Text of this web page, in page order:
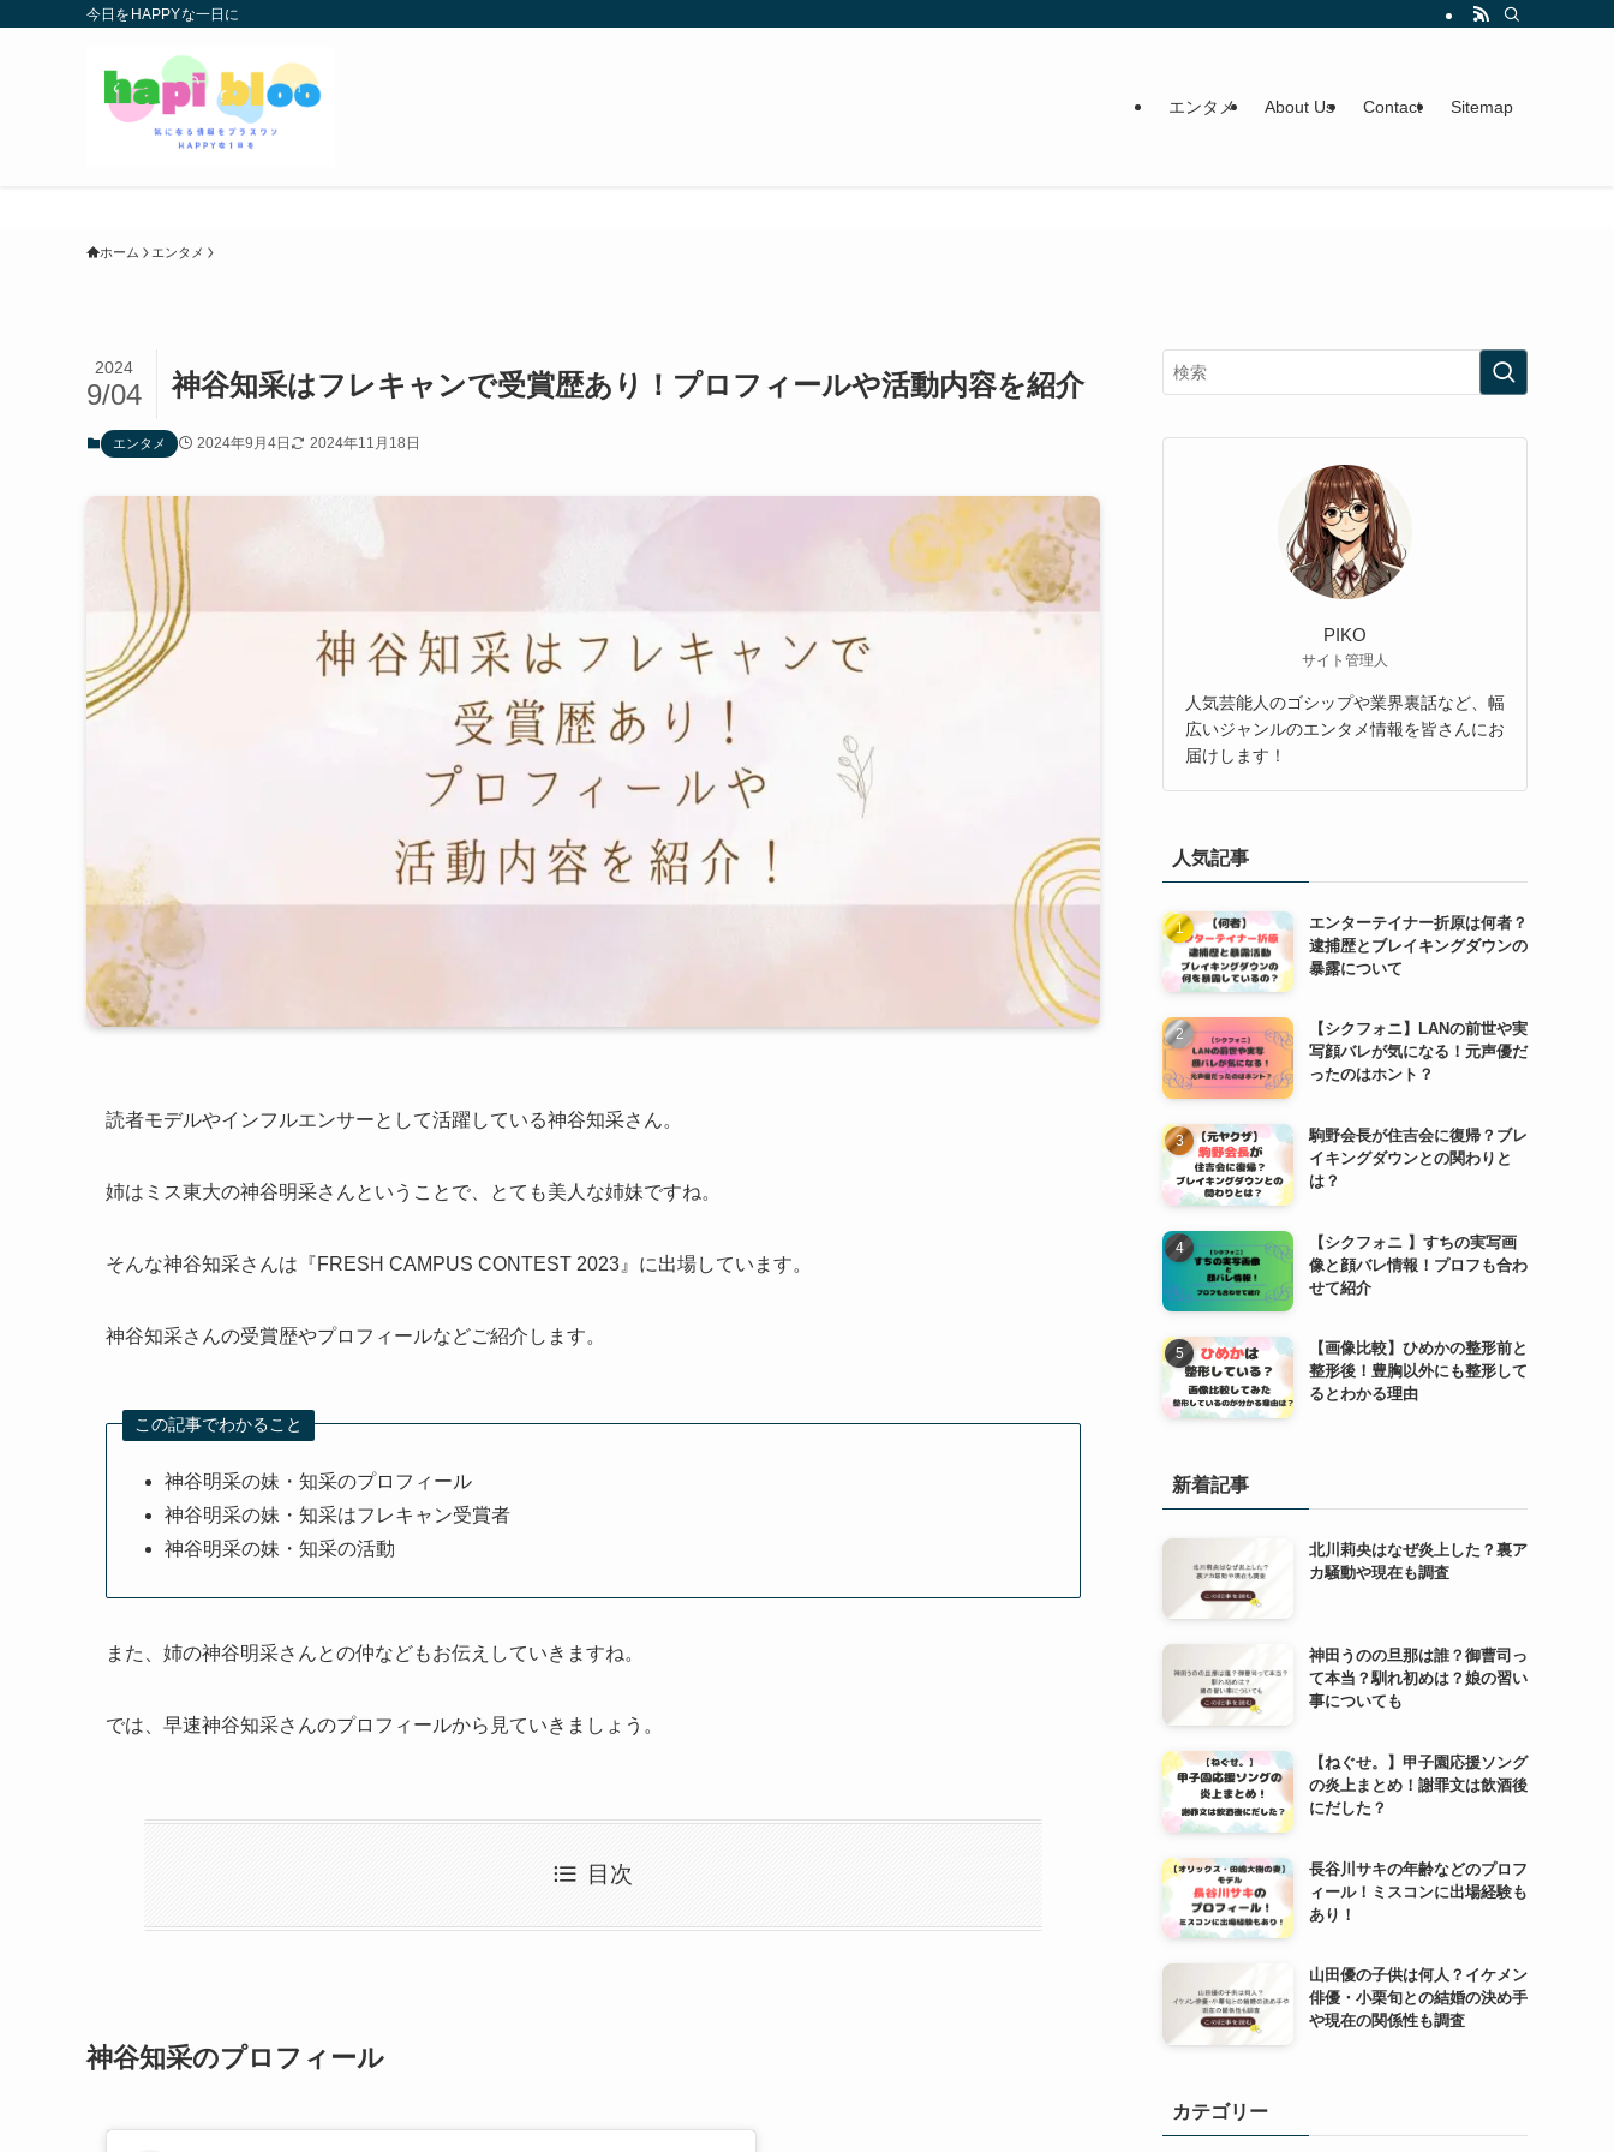
今日をHAPPYな一日に
エンタメ About Us Contact Sitemap
ホーム エンタメ
神谷知采はフレキャンで受賞歴あり！プロフィールや活動内容を紹介
2024
9/04
エンタメ 2024年9月4日 2024年11月18日
読者モデルやインフルエンサーとして活躍している神谷知采さん。
姉はミス東大の神谷明采さんということで、とても美人な姉妹ですね。
そんな神谷知采さんは『FRESH CAMPUS CONTEST 2023』に出場しています。
神谷知采さんの受賞歴やプロフィールなどご紹介します。
この記事でわかること
神谷明采の妹・知采のプロフィール
神谷明采の妹・知采はフレキャン受賞者
神谷明采の妹・知采の活動
また、姉の神谷明采さんとの仲などもお伝えしていきますね。
では、早速神谷知采さんのプロフィールから見ていきましょう。
目次
神谷知采のプロフィール
PIKO
サイト管理人
人気芸能人のゴシップや業界裏話など、幅
広いジャンルのエンタメ情報を皆さんにお
届けします！
人気記事
エンターテイナー折原は何者？
逮捕歴とブレイキングダウンの
暴露について
【シクフォニ】LANの前世や実
写顔バレが気になる！元声優だ
ったのはホント？
駒野会長が住吉会に復帰？ブレ
イキングダウンとの関わりと
は？
【シクフォニ 】すちの実写画
像と顔バレ情報！プロフも合わ
せて紹介
【画像比較】ひめかの整形前と
整形後！豊胸以外にも整形して
るとわかる理由
新着記事
北川莉央はなぜ炎上した？裏ア
カ騒動や現在も調査
神田うのの旦那は誰？御曹司っ
て本当？馴れ初めは？娘の習い
事についても
【ねぐせ。】甲子園応援ソング
の炎上まとめ！謝罪文は飲酒後
にだした？
長谷川サキの年齢などのプロフ
ィール！ミスコンに出場経験も
あり！
山田優の子供は何人？イケメン
俳優・小栗旬との結婚の決め手
や現在の関係性も調査
カテゴリー